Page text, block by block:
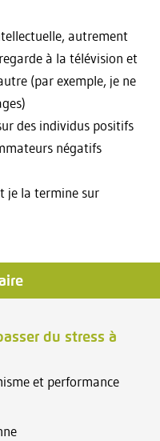
autrement
à la télévision et
(par exemple, je ne
des individus positifs
négatifs
je la termine sur
du stress à
et performance